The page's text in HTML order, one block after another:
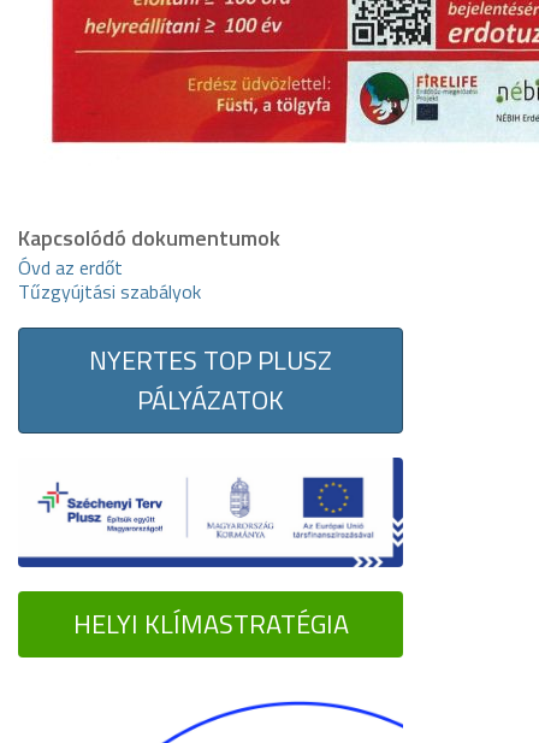
Kapcsolódó dokumentumok
Óvd az erdőt
Tűzgyújtási szabályok
NYERTES TOP PLUSZ
PÁLYÁZATOK
HELYI KLÍMASTRATÉGIA